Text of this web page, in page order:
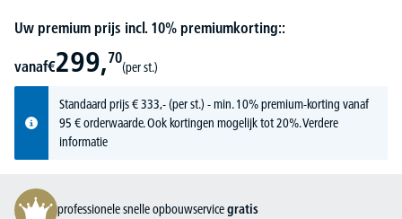
Uw premium prijs incl. 10% premiumkorting::
vanaf€299,70
(per st.)
Standaard prijs€333,-(per st.) - min. 10% premium-korting vanaf
95 € orderwaarde. Ook kortingen mogelijk tot 20%.Verdere
informatie
professionele snelle opbouwservicegratis